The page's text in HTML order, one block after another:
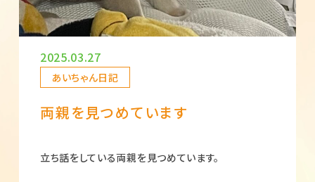
2025.03.27
あいちゃん日記
両親を見つめています
立ち話をしている両親を見つめています。